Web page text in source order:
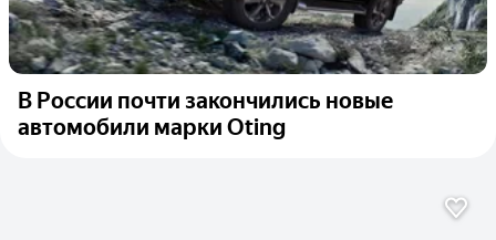
В России почти закончились новые
автомобили марки Oting